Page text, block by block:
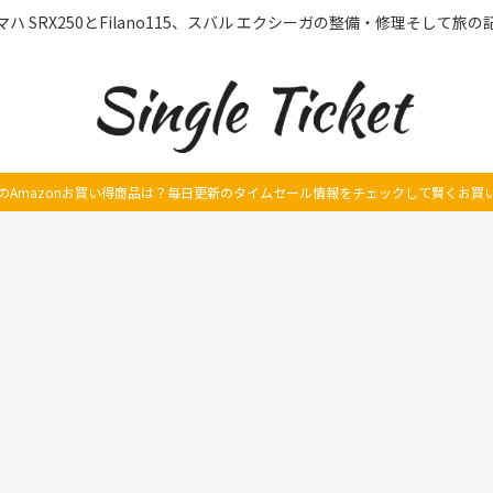
ハ SRX250とFilano115、スバル エクシーガの整備・修理そして旅の
Amazonお買い得商品は？毎日更新のタイムセール情報をチェックして賢くお買